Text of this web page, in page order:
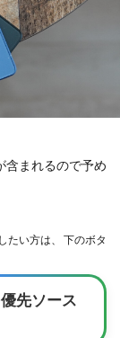
含まれるので予め
たい方は、 下のボタ
先ソース